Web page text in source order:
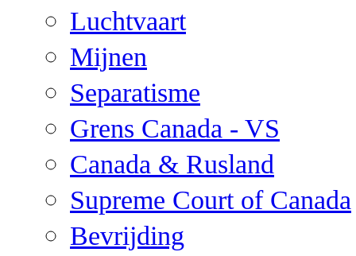
Luchtvaart
Mijnen
Separatisme
Grens Canada - VS
Canada & Rusland
Supreme Court of Canada
Bevrijding